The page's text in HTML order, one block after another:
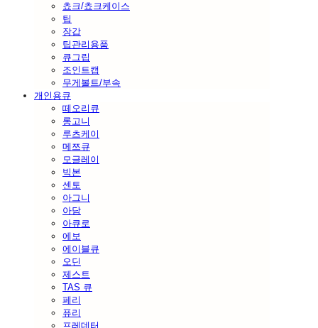
쵸크/쵸크케이스
팁
장갑
팁관리용품
큐그립
조인트캡
무게볼트/부속
개인용큐
떼오리큐
롱고니
루츠케이
메쯔큐
모글레이
빅본
센토
아그니
아담
아큐로
에보
에이블큐
오딘
제스트
TAS 큐
페리
퓨리
프레데터